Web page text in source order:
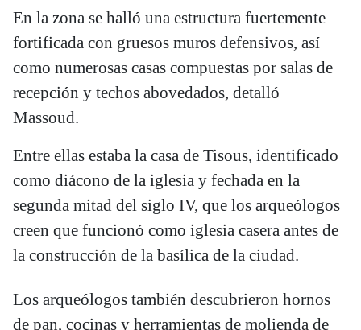
En la zona se halló una estructura fuertemente
fortificada con gruesos muros defensivos, así
como numerosas casas compuestas por salas de
recepción y techos abovedados, detalló
Massoud.
Entre ellas estaba la casa de Tisous, identificado
como diácono de la iglesia y fechada en la
segunda mitad del siglo IV, que los arqueólogos
creen que funcionó como iglesia casera antes de
la construcción de la basílica de la ciudad.
Los arqueólogos también descubrieron hornos
de pan, cocinas y herramientas de molienda de